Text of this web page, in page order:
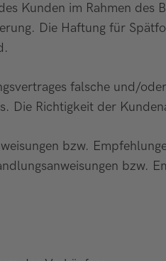
Kunden im Rahmen
Die Haftung für
falsche und/
Die Richtigkeit der
bzw.